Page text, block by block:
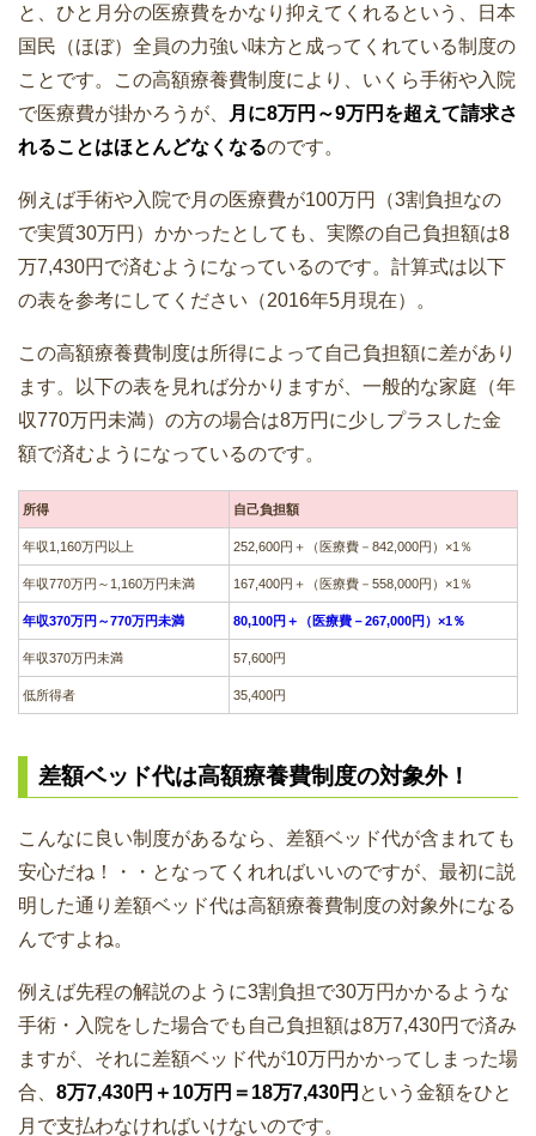
と、ひと月分の医療費をかなり抑えてくれるという、日本
国民（ほぼ）全員の力強い味方と成ってくれている制度の
ことです。この高額療養費制度により、いくら手術や入院
で医療費が掛かろうが、
月に8万円～9万円を超えて請求さ
れることはほとんどなくなるのです。
例えば手術や入院で月の医療費が100万円（3割負担なの
で実質30万円）かかったとしても、実際の自己負担額は8
万7,430円で済むようになっているのです。計算式は以下
の表を参考にしてください（2016年5月現在）。
この高額療養費制度は所得によって自己負担額に差があり
ます。以下の表を見れば分かりますが、一般的な家庭（年
収770万円未満）の方の場合は8万円に少しプラスした金
額で済むようになっているのです。
所得 自己負担額
年収1,160万円以上 252,600円＋（医療費－842,000円）×1％
年収770万円～1,160万円未満 167,400円＋（医療費－558,000円）×1％
年収370万円～770万円未満 80,100円＋（医療費－267,000円）×1％
年収370万円未満 57,600円
低所得者 35,400円
差額ベッド代は高額療養費制度の対象外！
こんなに良い制度があるなら、差額ベッド代が含まれても
安心だね！・・となってくれればいいのですが、最初に説
明した通り差額ベッド代は高額療養費制度の対象外になる
んですよね。
例えば先程の解説のように3割負担で30万円かかるような
手術・入院をした場合でも自己負担額は8万7,430円で済み
ますが、それに差額ベッド代が10万円かかってしまった場
合、 8万7,430円＋10万円＝18万7,430円 という金額をひと
月で支払わなければいけないのです。